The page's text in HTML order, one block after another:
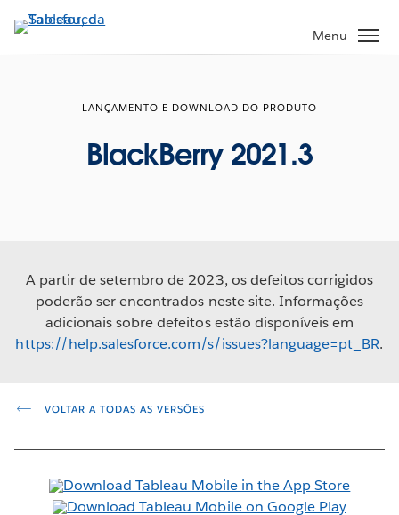
Pular
para
Menu
LANÇAMENTO E DOWNLOAD DO PRODUTO
BlackBerry 2021.3
A partir de setembro de 2023, os defeitos corrigidos
poderão ser encontrados neste site. Informações
adicionais sobre defeitos estão disponíveis em
https://help.salesforce.com/s/issues?language=pt_BR.
VOLTAR A TODAS AS VERSÕES